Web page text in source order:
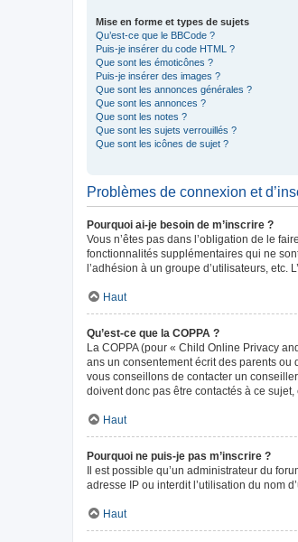
Mise en forme et types de sujets
Qu’est-ce que le BBCode ?
Puis-je insérer du code HTML ?
Que sont les émoticônes ?
Puis-je insérer des images ?
Que sont les annonces générales ?
Que sont les annonces ?
Que sont les notes ?
Que sont les sujets verrouillés ?
Que sont les icônes de sujet ?
Problèmes de connexion et
Pourquoi ai-je besoin de m’inscrire ?
Vous n’êtes pas dans l’obligation de le
fonctionnalités supplémentaires qui ne
l’adhésion à un groupe d’utilisateurs, etc.
Haut
Qu’est-ce que la COPPA ?
La COPPA (pour « Child Online Privacy
ans un consentement écrit des parents ou
vous conseillons de contacter un
doivent donc pas être contactés à ce
Haut
Pourquoi ne puis-je pas m’inscrire ?
Il est possible qu’un administrateur du
adresse IP ou interdit l’utilisation du nom
Haut